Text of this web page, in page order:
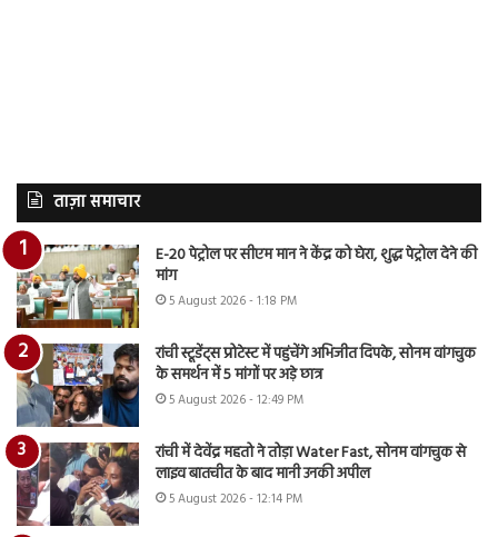
ताज़ा समाचार
E-20 पेट्रोल पर सीएम मान ने केंद्र को घेरा, शुद्ध पेट्रोल देने की
मांग
5 August 2026 - 1:18 PM
रांची स्टूडेंट्स प्रोटेस्ट में पहुंचेंगे अभिजीत दिपके, सोनम वांगचुक
के समर्थन में 5 मांगों पर अड़े छात्र
5 August 2026 - 12:49 PM
रांची में देवेंद्र महतो ने तोड़ा Water Fast, सोनम वांगचुक से
लाइव बातचीत के बाद मानी उनकी अपील
5 August 2026 - 12:14 PM